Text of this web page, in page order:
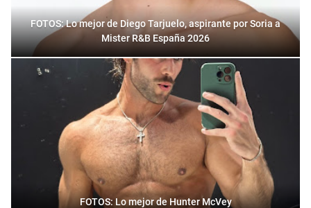
FOTOS: Lo mejor de Diego Tarjuelo, aspirante por Soria a
Mister R&B España 2026
FOTOS: Lo mejor de Hunter McVey